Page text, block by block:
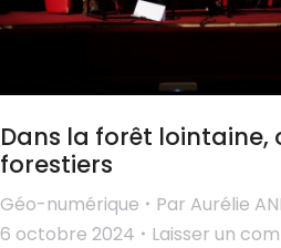
Dans la forêt lointaine,
forestiers
Géo-numérique Par Aurélie
6 octobre 2024
Laisser un